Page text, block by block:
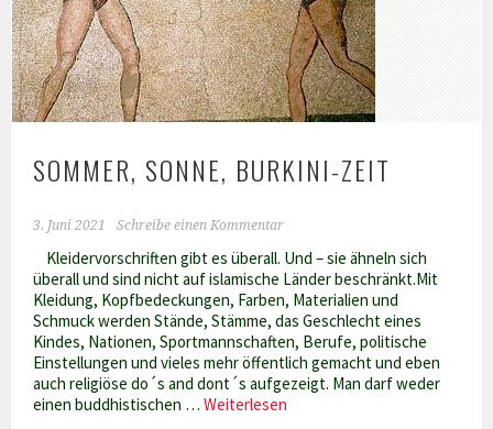
SOMMER, SONNE, BURKINI-ZEIT
3. Juni 2021 Schreibe einen Kommentar
Kleidervorschriften gibt es überall. Und – sie ähneln sich
überall und sind nicht auf islamische Länder beschränkt.Mit
Kleidung, Kopfbedeckungen, Farben, Materialien und
Schmuck werden Stände, Stämme, das Geschlecht eines
Kindes, Nationen, Sportmannschaften, Berufe, politische
Einstellungen und vieles mehr öffentlich gemacht und eben
auch religiöse do´s and dont´s aufgezeigt. Man darf weder
einen buddhistischen …Weiterlesen